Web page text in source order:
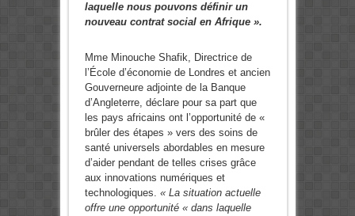
laquelle nous pouvons définir un
nouveau contrat social en Afrique ».
Mme Minouche Shafik, Directrice de
l’École d’économie de Londres et ancien
Gouverneure adjointe de la Banque
d’Angleterre, déclare pour sa part que
les pays africains ont l’opportunité de «
brûler des étapes » vers des soins de
santé universels abordables en mesure
d’aider pendant de telles crises grâce
aux innovations numériques et
technologiques. « La situation actuelle
offre une opportunité « dans laquelle